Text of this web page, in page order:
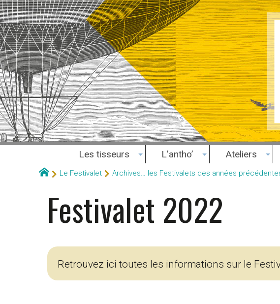
Les tisseurs L’antho’ Ateliers
Le Festivalet Archives… les Festivalets des années
Festivalet 2022
Retrouvez ici toutes les informations sur le